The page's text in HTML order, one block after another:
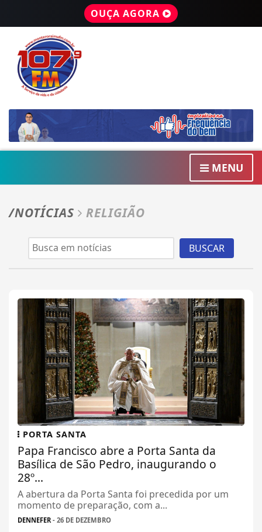
OUÇA AGORA
MENU
/NOTÍCIAS RELIGIÃO
BUSCAR
PORTA SANTA
Papa Francisco abre a Porta Santa da
Basílica de São Pedro, inaugurando o
28º...
A abertura da Porta Santa foi precedida por um
momento de preparação, com a...
DENNEFER- 26 DE DEZEMBRO